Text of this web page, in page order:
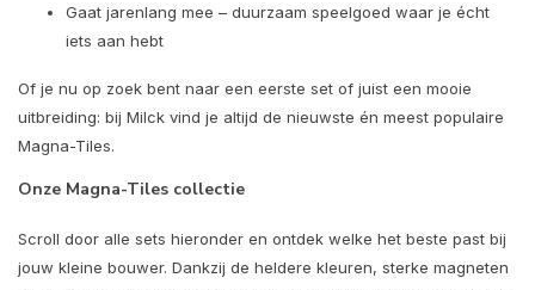
Gaat jarenlang mee – duurzaam speelgoed waar je écht
iets aan hebt
Of je nu op zoek bent naar een eerste set of juist een mooie
uitbreiding: bij Milck vind je altijd de nieuwste én meest populaire
Magna-Tiles.
Onze Magna-Tiles collectie
Scroll door alle sets hieronder en ontdek welke het beste past bij
jouw kleine bouwer. Dankzij de heldere kleuren, sterke magneten